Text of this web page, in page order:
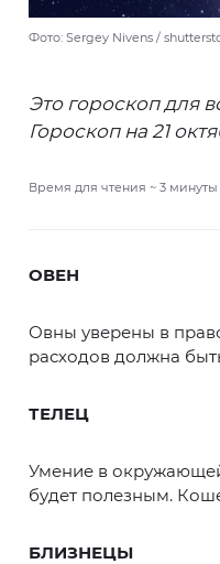
Фото: Sergey Nivens /
Это гороскоп для
Гороскоп на 21
Время для чтения ~ 3 минуты
ОВЕН
Овны уверены в
расходов должна
ТЕЛЕЦ
Умение в окружающей
будет полезным.
БЛИЗНЕЦЫ